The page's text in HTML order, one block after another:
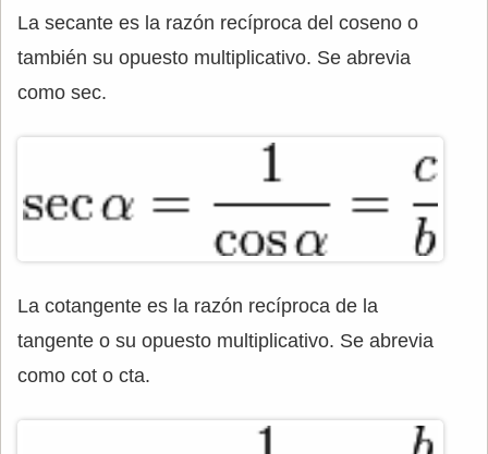
La secante es la razón recíproca del coseno o
también su opuesto multiplicativo. Se abrevia
como sec.
La cotangente es la razón recíproca de la
tangente o su opuesto multiplicativo. Se abrevia
como cot o cta.